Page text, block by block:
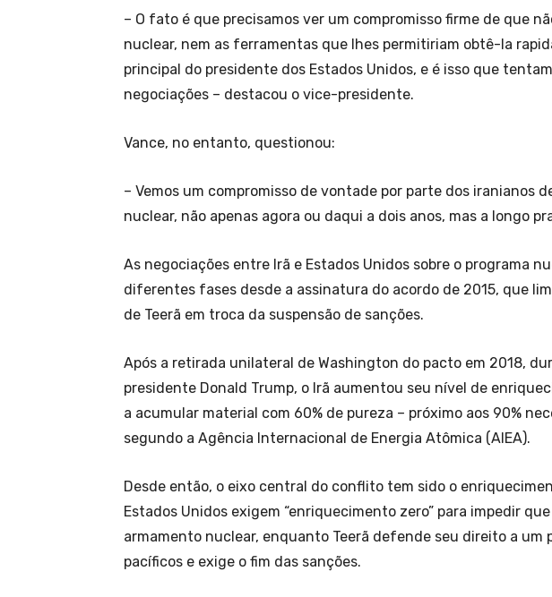
– O fato é que precisamos ver um compromisso firme de que
nuclear, nem as ferramentas que lhes permitiriam obtê-la
principal do presidente dos Estados Unidos, e é isso que
negociações – destacou o vice-presidente.
Vance, no entanto, questionou:
– Vemos um compromisso de vontade por parte dos iranianos
nuclear, não apenas agora ou daqui a dois anos, mas a longo
As negociações entre Irã e Estados Unidos sobre o programa
diferentes fases desde a assinatura do acordo de 2015, que
de Teerã em troca da suspensão de sanções.
Após a retirada unilateral de Washington do pacto em 2018,
presidente Donald Trump, o Irã aumentou seu nível de
a acumular material com 60% de pureza – próximo aos 90%
segundo a Agência Internacional de Energia Atômica (AIEA).
Desde então, o eixo central do conflito tem sido o
Estados Unidos exigem “enriquecimento zero” para impedir
armamento nuclear, enquanto Teerã defende seu direito a um
pacíficos e exige o fim das sanções.